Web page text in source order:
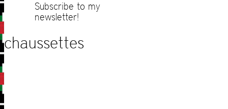
Subscribe to my
newsletter!
chaussettes